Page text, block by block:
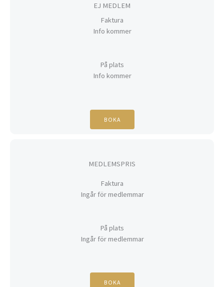
EJ MEDLEM
Faktura
Info kommer
På plats
Info kommer
BOKA
MEDLEMSPRIS
Faktura
Ingår för medlemmar
På plats
Ingår för medlemmar
BOKA